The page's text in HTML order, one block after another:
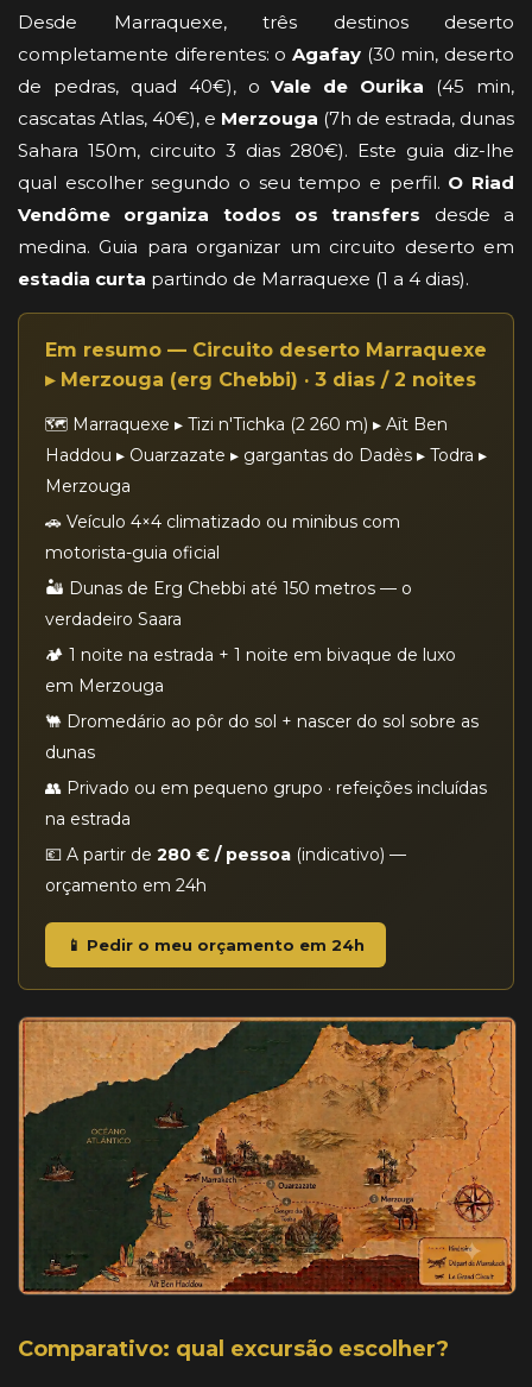
Desde Marraquexe, três destinos deserto
completamente diferentes: o Agafay (30 min, deserto
de pedras, quad 40€), oVale de Ourika (45 min,
cascatas Atlas, 40€), e Merzouga (7h de estrada, dunas
Sahara 150m, circuito 3 dias 280€). Este guia diz-lhe
qual escolher segundo o seu tempo e perfil. O Riad
Vendôme organiza todos os transfers desde a
medina. Guia para organizar um circuito deserto em
estadia curta partindo de Marraquexe (1 a 4 dias).
Em resumo — Circuito deserto Marraquexe
▸ Merzouga (erg Chebbi) · 3 dias / 2 noites
🗺️ Marraquexe ▸ Tizi n'Tichka (2 260 m) ▸ Aït Ben
Haddou ▸ Ouarzazate ▸ gargantas do Dadès ▸ Todra ▸
Merzouga
🚗 Veículo 4×4 climatizado ou minibus com
motorista-guia oficial
🏜️ Dunas de Erg Chebbi até 150 metros — o
verdadeiro Saara
🏕️ 1 noite na estrada + 1 noite em bivaque de luxo
em Merzouga
🐫 Dromedário ao pôr do sol + nascer do sol sobre as
dunas
👥 Privado ou em pequeno grupo · refeições incluídas
na estrada
💶 A partir de 280 € / pessoa (indicativo) —
orçamento em 24h
📱 Pedir o meu orçamento em 24h
Comparativo: qual excursão escolher?